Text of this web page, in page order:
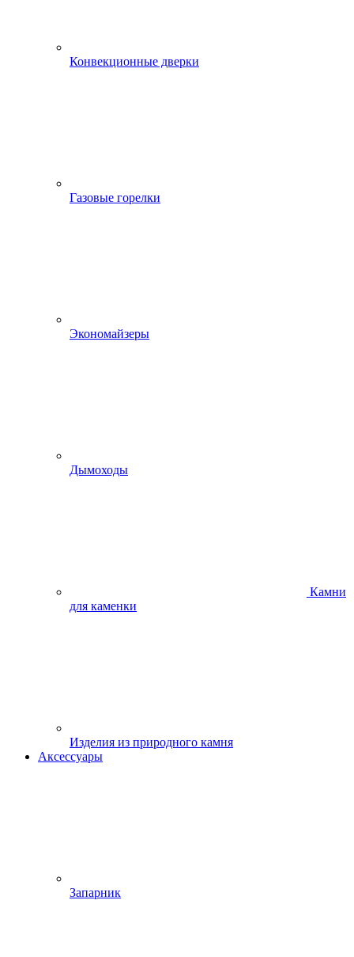
Конвекционные дверки
Газовые горелки
Экономайзеры
Дымоходы
Камни
для каменки
Изделия из природного камня
Аксессуары
Запарник